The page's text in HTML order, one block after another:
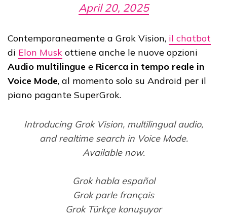
April 20, 2025
Contemporaneamente a Grok Vision, il chatbot
di Elon Musk ottiene anche le nuove opzioni
Audio multilingue e Ricerca in tempo reale in
Voice Mode, al momento solo su Android per il
piano pagante SuperGrok.
Introducing Grok Vision, multilingual audio,
and realtime search in Voice Mode.
Available now.
Grok habla español
Grok parle français
Grok Türkçe konuşuyor